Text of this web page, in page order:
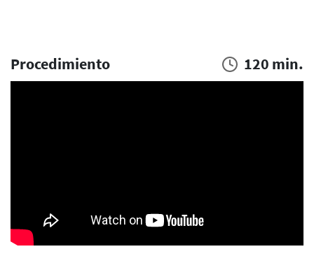
Procedimiento 120 min.